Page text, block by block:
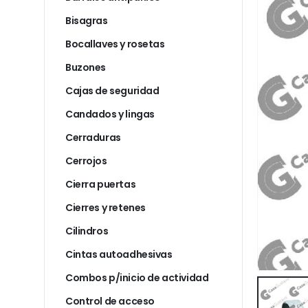
Bisagras
Bocallaves y rosetas
Buzones
Cajas de seguridad
Candados y lingas
Cerraduras
Cerrojos
Cierra puertas
Cierres y retenes
Cilindros
Cintas autoadhesivas
Combos p/inicio de actividad
Control de acceso